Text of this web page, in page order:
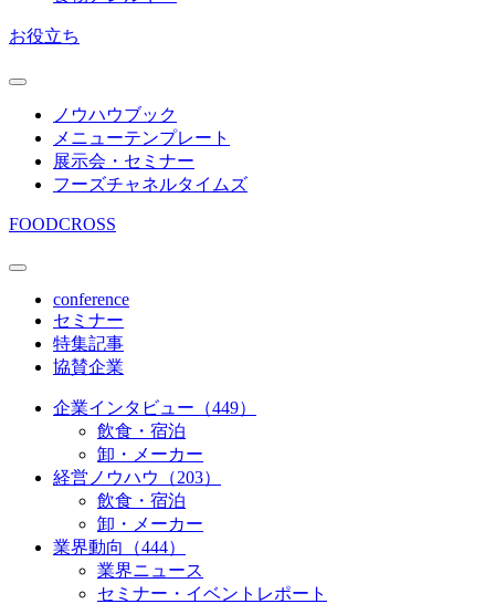
お役立ち
ノウハウブック
メニューテンプレート
展示会・セミナー
フーズチャネルタイムズ
FOODCROSS
conference
セミナー
特集記事
協賛企業
企業インタビュー（449）
飲食・宿泊
卸・メーカー
経営ノウハウ（203）
飲食・宿泊
卸・メーカー
業界動向（444）
業界ニュース
セミナー・イベントレポート